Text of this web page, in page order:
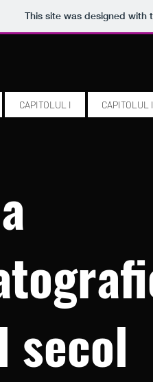
This site was designed with
CAPITOLUL I CAPITOLUL